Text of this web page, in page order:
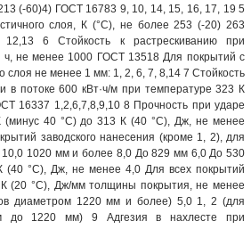
(-60)4) ГОСТ 16783 9, 10, 14, 15, 16, 17, 19 5
слоя, К (°С), не более 253 (-20) 263
6 Стойкость к растрескиванию при
ч, не менее 1000 ГОСТ 13518 Для покрытий с
не менее 1 мм: 1, 2, 6, 7, 8,14 7 Стойкость
в потоке 600 кВт·ч/м при температуре 323 К
16337 1,2,6,7,8,9,10 8 Прочность при ударе
(минус 40 °С) до 313 К (40 °С), Дж, не менее
заводского нанесения (кроме 1, 2), для
10,0 1020 мм и более 8,0 До 829 мм 6,0 До 530
°С), Дж, не менее 4,0 Для всех покрытий
К (20 °С), Дж/мм толщины покрытия, не менее
диаметром 1220 мм и более) 5,0 1, 2 (для
до 1220 мм) 9 Адгезия в нахлесте при